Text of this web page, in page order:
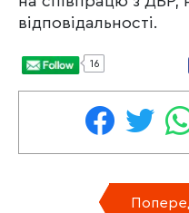
відповідальності.
16